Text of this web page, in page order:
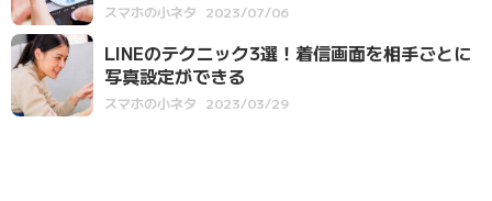
スマホの小ネタ 2023/07/06
LINEのテクニック3選！着信画面を相手ごとに
写真設定ができる
スマホの小ネタ 2023/03/29